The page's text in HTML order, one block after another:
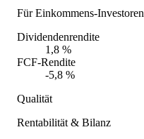
Für Einkommens-Investoren
Dividendenrendite
1,8 %
FCF-Rendite
-5,8 %
Qualität
Rentabilität & Bilanz